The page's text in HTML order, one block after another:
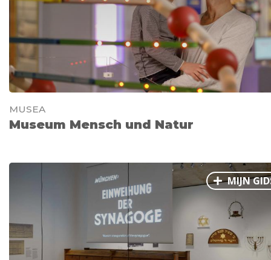
MUSEA
Museum Mensch und Natur
MIJN